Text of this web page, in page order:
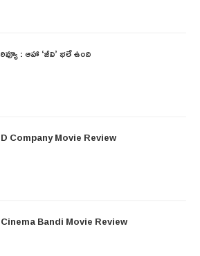
రివ్యూ : ఆహా ‘జీవి’ భలే ఉంది
D Company Movie Review
Cinema Bandi Movie Review